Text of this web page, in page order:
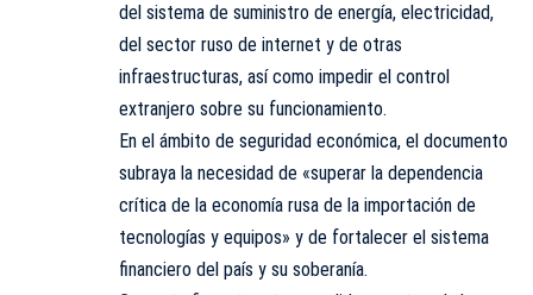
del sistema de suministro de energía, electricidad,
del sector ruso de internet y de otras
infraestructuras, así como impedir el control
extranjero sobre su funcionamiento.
En el ámbito de seguridad económica, el documento
subraya la necesidad de «superar la dependencia
crítica de la economía rusa de la importación de
tecnologías y equipos» y de fortalecer el sistema
financiero del país y su soberanía.